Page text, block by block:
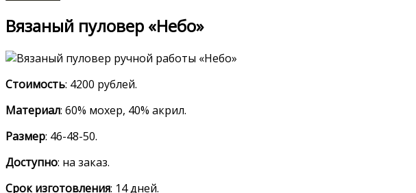
Вязаный пуловер «Небо»
Стоимость: 4200 рублей.
Материал: 60% мохер, 40% акрил.
Размер: 46-48-50.
Доступно: на заказ.
Срок изготовления: 14 дней.